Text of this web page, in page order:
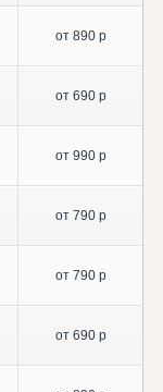
от 890 р
от 690 р
от 990 р
от 790 р
от 790 р
от 690 р